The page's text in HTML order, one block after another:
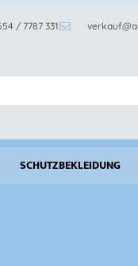
/ 7787 331
SCHUTZBEKLEIDUNG